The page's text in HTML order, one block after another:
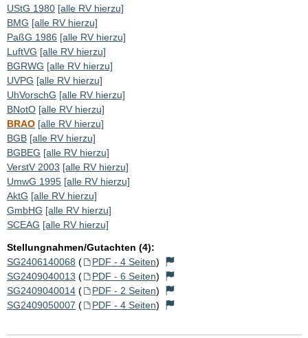
UStG 1980 [alle RV hierzu]
BMG [alle RV hierzu]
PaßG 1986 [alle RV hierzu]
LuftVG [alle RV hierzu]
BGRWG [alle RV hierzu]
UVPG [alle RV hierzu]
UhVorschG [alle RV hierzu]
BNotO [alle RV hierzu]
BRAO [alle RV hierzu]
BGB [alle RV hierzu]
BGBEG [alle RV hierzu]
VerstV 2003 [alle RV hierzu]
UmwG 1995 [alle RV hierzu]
AktG [alle RV hierzu]
GmbHG [alle RV hierzu]
SCEAG [alle RV hierzu]
Stellungnahmen/Gutachten (4):
SG2406140068 ( PDF - 4 Seiten)
SG2409040013 ( PDF - 6 Seiten)
SG2409040014 ( PDF - 2 Seiten)
SG2409050007 ( PDF - 4 Seiten)